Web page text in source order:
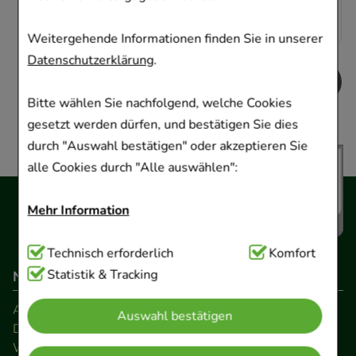
Weitergehende Informationen finden Sie in unserer
Datenschutzerklärung.
Bitte wählen Sie nachfolgend, welche Cookies
gesetzt werden dürfen, und bestätigen Sie dies
durch "Auswahl bestätigen" oder akzeptieren Sie
alle Cookies durch "Alle auswählen":
Mehr Information
Technisch Notwendig:Hierbei handelt es sich um
Cookies, die für die Grundfunktionen unserer
Website notwendig sind (z.B. Navigation,
Warenkorb, Kundenkonto), weshalb auf diese nicht
verzichtet werden kann.
Technisch erforderlich
Komfort
Statistik & Tracking
Auswahl bestätigen
Navigation
AGB
Datenschutz
Widerrufsrecht